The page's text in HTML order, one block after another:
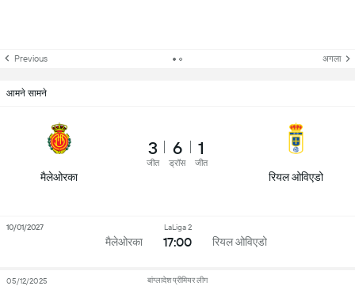
Previous अगला
आमने सामने
मैलेओरका
3
जीत
6
ड्रॉस
1
जीत
रियल ओविएडो
मैलेओरका
LaLiga 2
17:00 रियल ओविएडो
10/01/2027
बांग्लादेश प्रीमियर लीग
05/12/2025